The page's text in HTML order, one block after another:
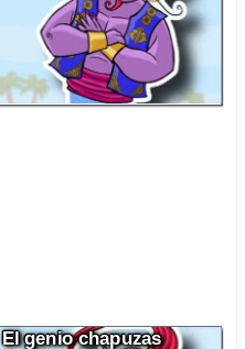
El genio chapuzas